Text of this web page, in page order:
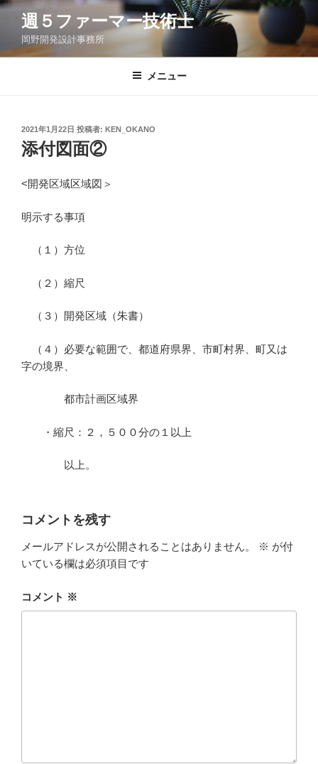
コ
ン
週５ファーマー技術士
岡野開発設計事務所
メニュー
投
稿
日:
2021年1月22日 投稿者: KEN_OKANO
添付図面②
<開発区域区域図＞
明示する事項
（１）方位
（２）縮尺
（３）開発区域（朱書）
（４）必要な範囲で、都道府県界、市町村界、町又は
字の境界、
都市計画区域界
・縮尺：２，５００分の１以上
以上。
コメントを残す
メールアドレスが公開されることはありません。 ※ が付
いている欄は必須項目です
コメント ※